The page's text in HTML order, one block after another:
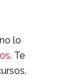
lo
. Te